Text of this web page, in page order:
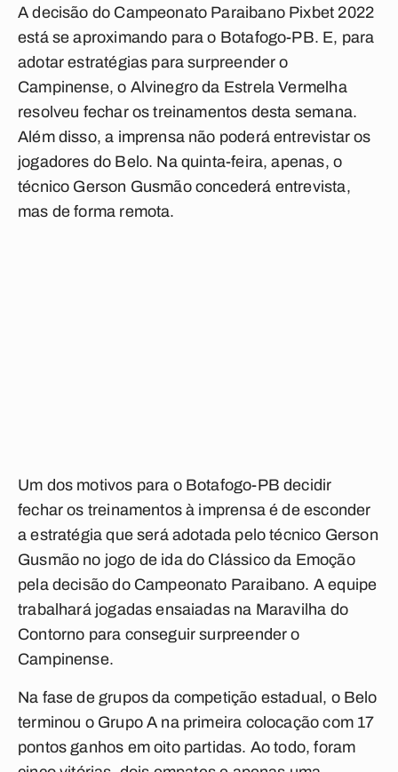
A decisão do Campeonato Paraibano Pixbet 2022
está se aproximando para o Botafogo-PB. E, para
adotar estratégias para surpreender o
Campinense, o Alvinegro da Estrela Vermelha
resolveu fechar os treinamentos desta semana.
Além disso, a imprensa não poderá entrevistar os
jogadores do Belo. Na quinta-feira, apenas, o
técnico Gerson Gusmão concederá entrevista,
mas de forma remota.
Um dos motivos para o Botafogo-PB decidir
fechar os treinamentos à imprensa é de esconder
a estratégia que será adotada pelo técnico Gerson
Gusmão no jogo de ida do Clássico da Emoção
pela decisão do Campeonato Paraibano. A equipe
trabalhará jogadas ensaiadas na Maravilha do
Contorno para conseguir surpreender o
Campinense.
Na fase de grupos da competição estadual, o Belo
terminou o Grupo A na primeira colocação com 17
pontos ganhos em oito partidas. Ao todo, foram